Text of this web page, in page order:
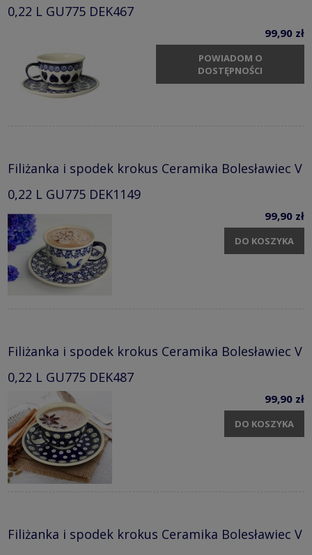
0,22 L GU775 DEK467
99,90 zł
POWIADOM O
DOSTĘPNOŚCI
Filiżanka i spodek krokus Ceramika Bolesławiec V
0,22 L GU775 DEK1149
99,90 zł
DO KOSZYKA
Filiżanka i spodek krokus Ceramika Bolesławiec V
0,22 L GU775 DEK487
99,90 zł
DO KOSZYKA
Filiżanka i spodek krokus Ceramika Bolesławiec V